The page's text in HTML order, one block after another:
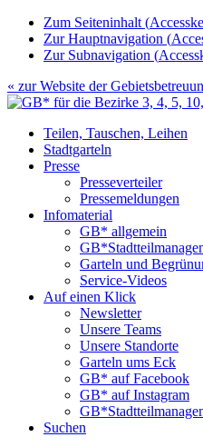
Zum Seiteninhalt (
Zur Hauptnavigation (
Zur Subnavigation (
« zur Website der
Teilen, Tauschen, Leihen
Stadtgarteln
Presse
Presseverteiler
Pressemeldungen
Infomaterial
GB* allgemein
Garteln und
Service-Videos
Auf einen Klick
Newsletter
Unsere Teams
Unsere Standorte
Garteln ums Eck
GB* auf Facebook
GB* auf Instagram
Suchen